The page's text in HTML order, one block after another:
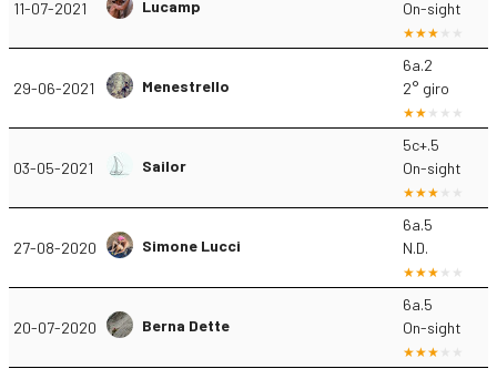
11-07-2021 Lucamp
On-sight
29-06-2021 Menestrello
6a.2
2° giro
03-05-2021 Sailor
5c+.5
On-sight
27-08-2020 Simone Lucci
6a.5
N.D.
20-07-2020 Berna Dette
6a.5
On-sight